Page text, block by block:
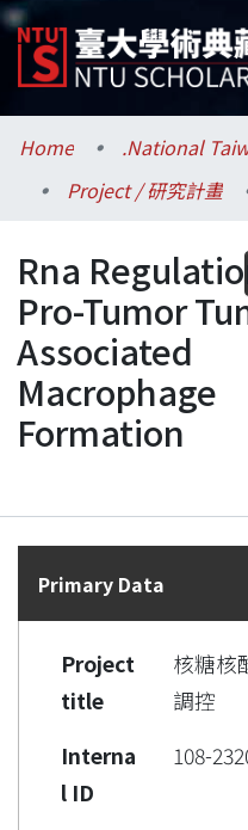
Communities &
Research Outputs
Fundings & Projects
Researchers
Organizations
Statistics
Home
Project / 研究計畫
Rna
Pro-Tumor
Associated
Macrophage
Formation
Primary Data
Project
title
核糖核
調控
Interna
l ID
108-